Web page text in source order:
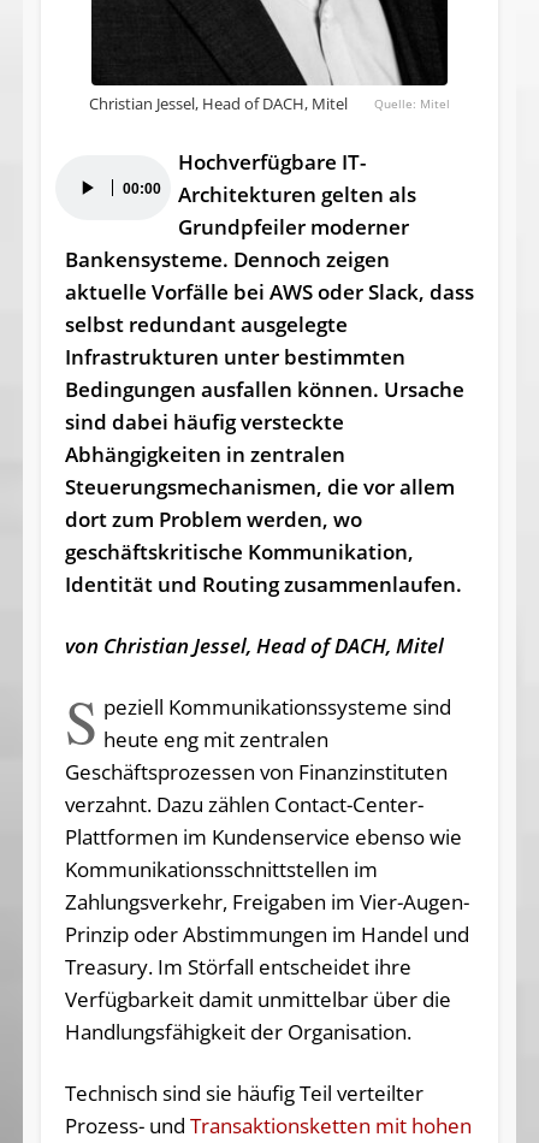
Christian Jessel, Head of DACH, Mitel Mitel
Player 00:00
Hochverfügbare IT-
Architekturen gelten als
Grundpfeiler moderner
Bankensysteme. Dennoch zeigen
aktuelle Vorfälle bei AWS oder Slack, dass
selbst redundant ausgelegte
Infrastrukturen unter bestimmten
Bedingungen ausfallen können. Ursache
sind dabei häufig versteckte
Abhängigkeiten in zentralen
Steuerungsmechanismen, die vor allem
dort zum Problem werden, wo
geschäftskritische Kommunikation,
Identität und Routing zusammenlaufen.
von Christian Jessel, Head of DACH, Mitel
S peziell Kommunikationssysteme sind
heute eng mit zentralen
Geschäftsprozessen von Finanzinstituten
verzahnt. Dazu zählen Contact-Center-
Plattformen im Kundenservice ebenso wie
Kommunikations­schnittstellen im
Zahlungsverkehr, Freigaben im Vier-Augen-
Prinzip oder Abstimmungen im Handel und
Treasury. Im Störfall entscheidet ihre
Verfügbarkeit damit unmittelbar über die
Handlungsfähigkeit der Organisation.
Technisch sind sie häufig Teil verteilter
Prozess- und Transaktionsketten mit hohen